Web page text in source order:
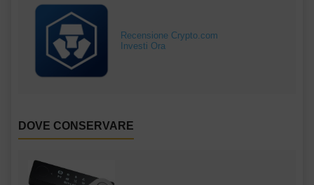
Recensione Crypto.com
Investi Ora
DOVE CONSERVARE